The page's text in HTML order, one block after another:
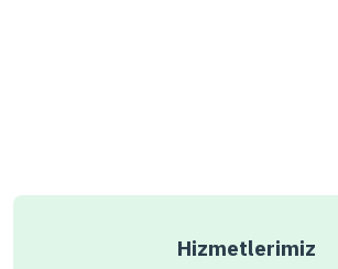
Hizmetlerimiz